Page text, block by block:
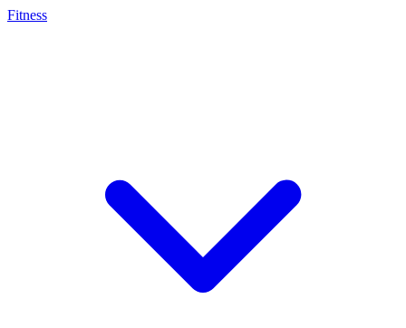
Fitness